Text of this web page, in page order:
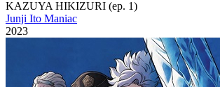
KAZUYA HIKIZURI (ep. 1)
Junji Ito Maniac
2023